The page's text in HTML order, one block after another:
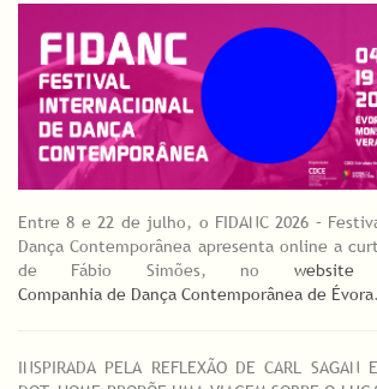
Entre 8 e 22 de julho, o FIDANC 2026 –
Dança Contemporânea apresenta online a
de Fábio Simões, no
Companhia de Dança Contemporânea de Évora.
INSPIRADA PELA REFLEXÃO DE CARL SAGAN